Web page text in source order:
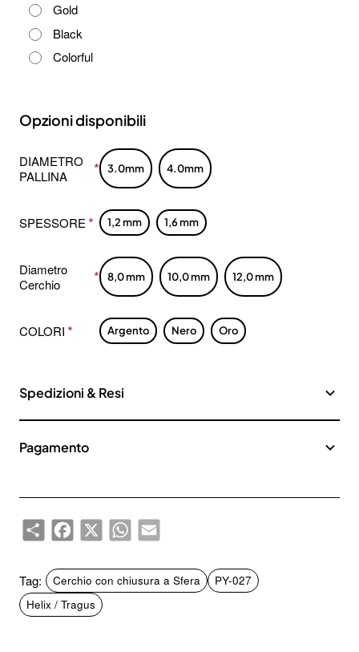
Gold
Black
Colorful
Opzioni disponibili
DIAMETRO
PALLINA
3.0mm 4.0mm
SPESSORE 1,2 mm 1,6 mm
Diametro
Cerchio
8,0 mm 10,0 mm 12,0 mm
COLORI Argento Nero Oro
Spedizioni & Resi
Pagamento
ShareFacebook
X WhatsAppEmail
Tag: Cerchio con chiusura a Sfera
PY-027
Helix / Tragus